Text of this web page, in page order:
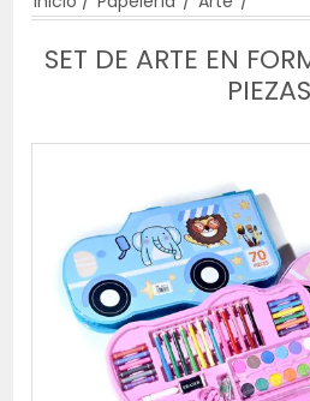
SET DE ARTE EN
PIEZAS